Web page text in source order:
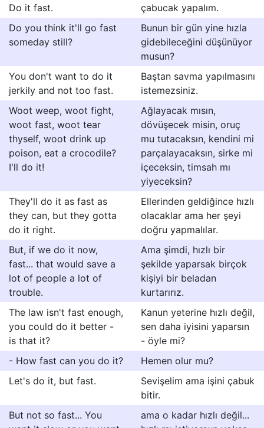
Do it fast.
çabucak yapalım.
Do you think it'll go fast
someday still?
Bunun bir gün yine hızla
gidebileceğini düşünüyor
musun?
You don't want to do it
jerkily and not too fast.
Baştan savma yapılmasını
istemezsiniz.
Woot weep, woot fight,
woot fast, woot tear
thyself, woot drink up
poison, eat a crocodile?
I'll do it!
Ağlayacak mısın,
dövüşecek misin, oruç
mu tutacaksın, kendini mi
parçalayacaksın, sirke mi
içeceksin, timsah mı
yiyeceksin?
They'll do it as fast as
they can, but they gotta
do it right.
Ellerinden geldiğince hızlı
olacaklar ama her şeyi
doğru yapmalılar.
But, if we do it now,
fast... that would save a
lot of people a lot of
trouble.
Ama şimdi, hızlı bir
şekilde yaparsak birçok
kişiyi bir beladan
kurtarırız.
The law isn't fast enough,
you could do it better -
is that it?
Kanun yeterine hızlı değil,
sen daha iyisini yaparsın
- öyle mi?
- How fast can you do it?
Hemen olur mu?
Let's do it, but fast.
Sevişelim ama işini çabuk
bitir.
But not so fast... You
ama o kadar hızlı değil...